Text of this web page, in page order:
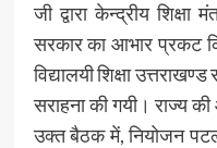
जी द्वारा केन्द्रीय शिक्षा
सरकार का आभार प्रकट
विद्यालयी शिक्षा
सराहना की गयी। राज्य
उक्त बैठक में, नियोजन